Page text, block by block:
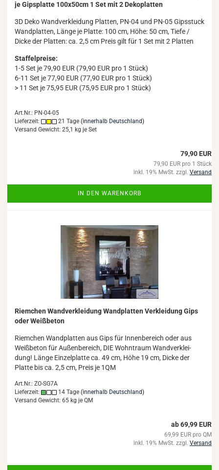
je Gips­plat­te 100x50cm 1 Set mit 2 De­ko­plat­ten
3D Deko Wand­ver­klei­dung Plat­ten, PN-04 und PN-05 Gips­stuck
Wand­plat­ten, Länge je Plat­te: 100 cm, Höhe: 50 cm, Tiefe /
Dicke der Plat­ten: ca. 2,5 cm Preis gilt für 1 Set mit 2 Plat­ten
Staffelpreise:
1-5 Set je 79,90 EUR (79,90 EUR pro 1 Stück)
6-11 Set je 77,90 EUR (77,90 EUR pro 1 Stück)
> 11 Set je 75,95 EUR (75,95 EUR pro 1 Stück)
Art.Nr.: PN-04-05
Lieferzeit:
21 Tage (innerhalb Deutschland)
Versand Gewicht: 25,1 kg je Set
79,90 EUR
79,90 EUR pro 1 Stück
inkl. 19% MwSt. zzgl. Versand
IN DEN WARENKORB
Riem­chen Wand­ver­klei­dung Wand­plat­ten Ver­klei­dung Gips
oder Weiß­be­ton
Riem­chen Wand­plat­ten aus Gips für In­nen­be­reich oder aus
Weiß­be­ton für Au­ßen­be­reich, DIE Wohn­traum Wand­ver­klei­
dung! Länge Ein­zel­plat­te ca. 49 cm, Höhe 19 cm, Dicke der
Plat­te bis ca. 2,5 cm, Preis je 1QM
Art.Nr.: ZO-SG7A
Lieferzeit:
14 Tage (innerhalb Deutschland)
Versand Gewicht: 65 kg je QM
ab 69,99 EUR
69,99 EUR pro QM
inkl. 19% MwSt. zzgl. Versand